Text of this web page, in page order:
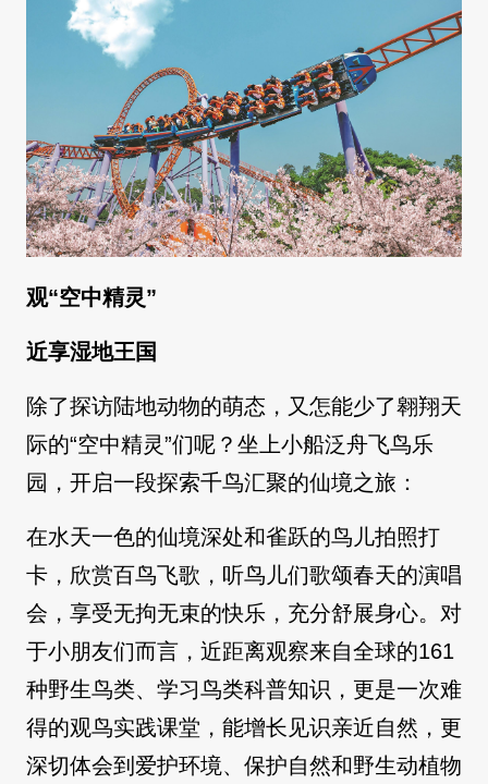
观“空中精灵”
近享湿地王国
除了探访陆地动物的萌态，又怎能少了翱翔天
际的“空中精灵”们呢？坐上小船泛舟飞鸟乐
园，开启一段探索千鸟汇聚的仙境之旅：
在水天一色的仙境深处和雀跃的鸟儿拍照打
卡，欣赏百鸟飞歌，听鸟儿们歌颂春天的演唱
会，享受无拘无束的快乐，充分舒展身心。对
于小朋友们而言，近距离观察来自全球的161
种野生鸟类、学习鸟类科普知识，更是一次难
得的观鸟实践课堂，能增长见识亲近自然，更
深切体会到爱护环境、保护自然和野生动植物